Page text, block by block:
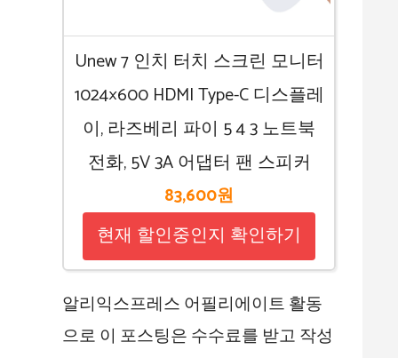
Unew 7 인치 터치 스크린 모니터
1024×600 HDMI Type-C 디스플레
이, 라즈베리 파이 5 4 3 노트북
전화, 5V 3A 어댑터 팬 스피커
83,600원
현재 할인중인지 확인하기
알리익스프레스 어필리에이트 활동
으로 이 포스팅은 수수료를 받고 작성